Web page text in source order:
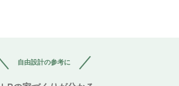
自由設計の参考に